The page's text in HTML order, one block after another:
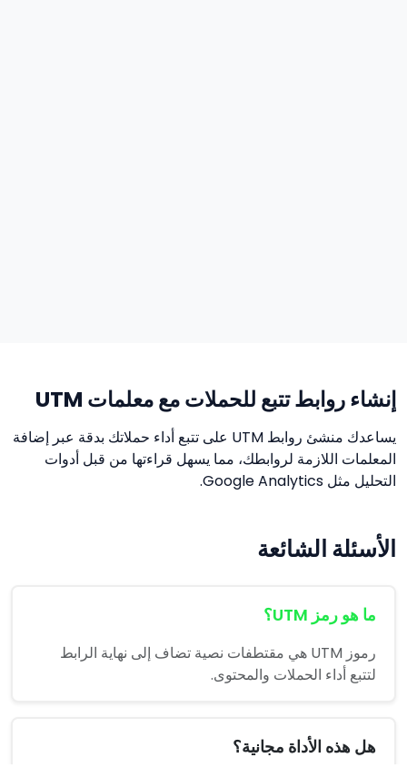
إنشاء روابط تتبع للحملات مع معلمات UTM
يساعدك منشئ روابط UTM على تتبع أداء حملاتك بدقة عبر إضافة
المعلمات اللازمة لروابطك، مما يسهل قراءتها من قبل أدوات
التحليل مثل Google Analytics.
الأسئلة الشائعة
ما هو رمز UTM؟
رموز UTM هي مقتطفات نصية تضاف إلى نهاية الرابط
لتتبع أداء الحملات والمحتوى.
هل هذه الأداة مجانية؟